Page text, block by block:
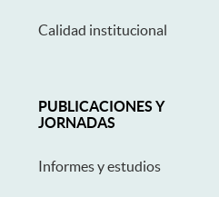
Calidad institucional
PUBLICACIONES Y
JORNADAS
Informes y estudios